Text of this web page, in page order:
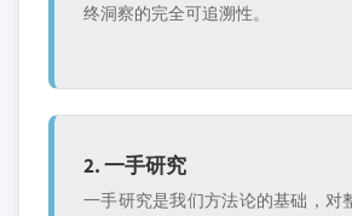
终洞察的完全可追溯性。
2. 一手研究
一手研究是我们方法论的基础，对